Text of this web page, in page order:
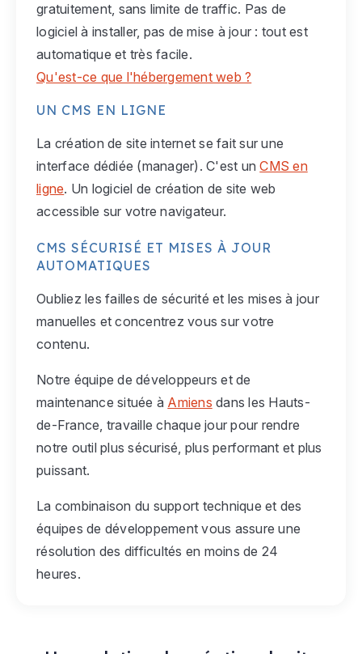
gratuitement, sans limite de traffic. Pas de
logiciel à installer, pas de mise à jour : tout est
automatique et très facile.
Qu'est-ce que l'hébergement web ?
UN CMS EN LIGNE
La création de site internet se fait sur une
interface dédiée (manager). C'est unCMS en
ligne. Un logiciel de création de site web
accessible sur votre navigateur.
CMS SÉCURISÉ ET MISES À JOUR
AUTOMATIQUES
Oubliez les failles de sécurité et les mises à jour
manuelles et concentrez vous sur votre
contenu.
Notre équipe de développeurs et de
maintenance située à Amiens dans les Hauts-
de-France, travaille chaque jour pour rendre
notre outil plus sécurisé, plus performant et plus
puissant.
La combinaison du support technique et des
équipes de développement vous assure une
résolution des difficultés en moins de 24
heures.